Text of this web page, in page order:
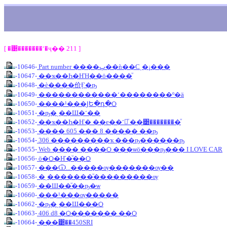
[ �͹�������˹�ҷ�� 211 ]
-10646-
Part number ����ٻ��ǹ��Сͺ�¡���
-10647- ��ҡ��Һ�ҤҢ��ö����ͧ
-10648- �è����价Ӻ�ҧ
-10649- ������������˹��������º�ä
-10650- ����¹���ͿԵ�դ�Ѻ
-10651- �ҧ�ͺ��Ш�˹��
-10652- ��ҡ��Һ�Ҥ� ��е��˹觢ͧ ��͹��������ͧ
-10653- ���� 605 ��� 8 ����� ��ҧ
-10654- 306 ���������ҡ ���ҧ������ҧ
-10655- Web ���� ����Ѻ ���ѡö���ҧ��� I LOVE CAR
-10656- ö�Ѻ�Ҥ�ͧ��Ѻ
-10657- ���Ѿ...�����ѹ�������ѹ��
-10658- �ͺ�������ͧ���������ѹ
-10659- ��Ш��ͧ��ҧ�ѡ
-10660- ���¹���ѹ�����
-10662- �ҧ�ͺ��Ш���Ѻ
-10663- 406 d8 �Ѻ������� ��Ѻ
-10664- ���͹��450SRI